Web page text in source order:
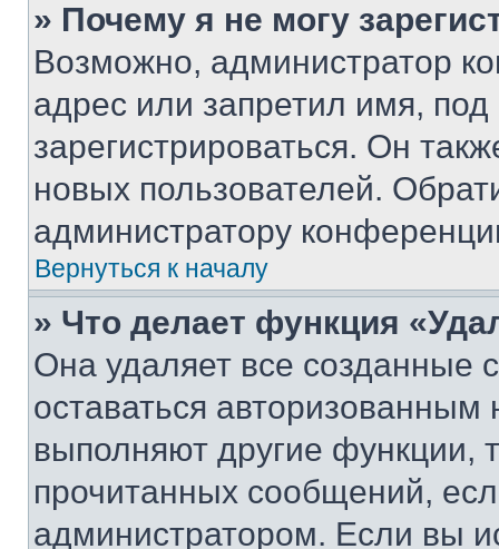
» Почему я не могу
Возможно, администратор
адрес или запретил имя,
зарегистрироваться. Он
новых пользователей.
администратору
Вернуться к началу
» Что делает функция
Она удаляет все созданные
оставаться
выполняют другие функции,
прочитанных сообщений,
администратором. Если вы